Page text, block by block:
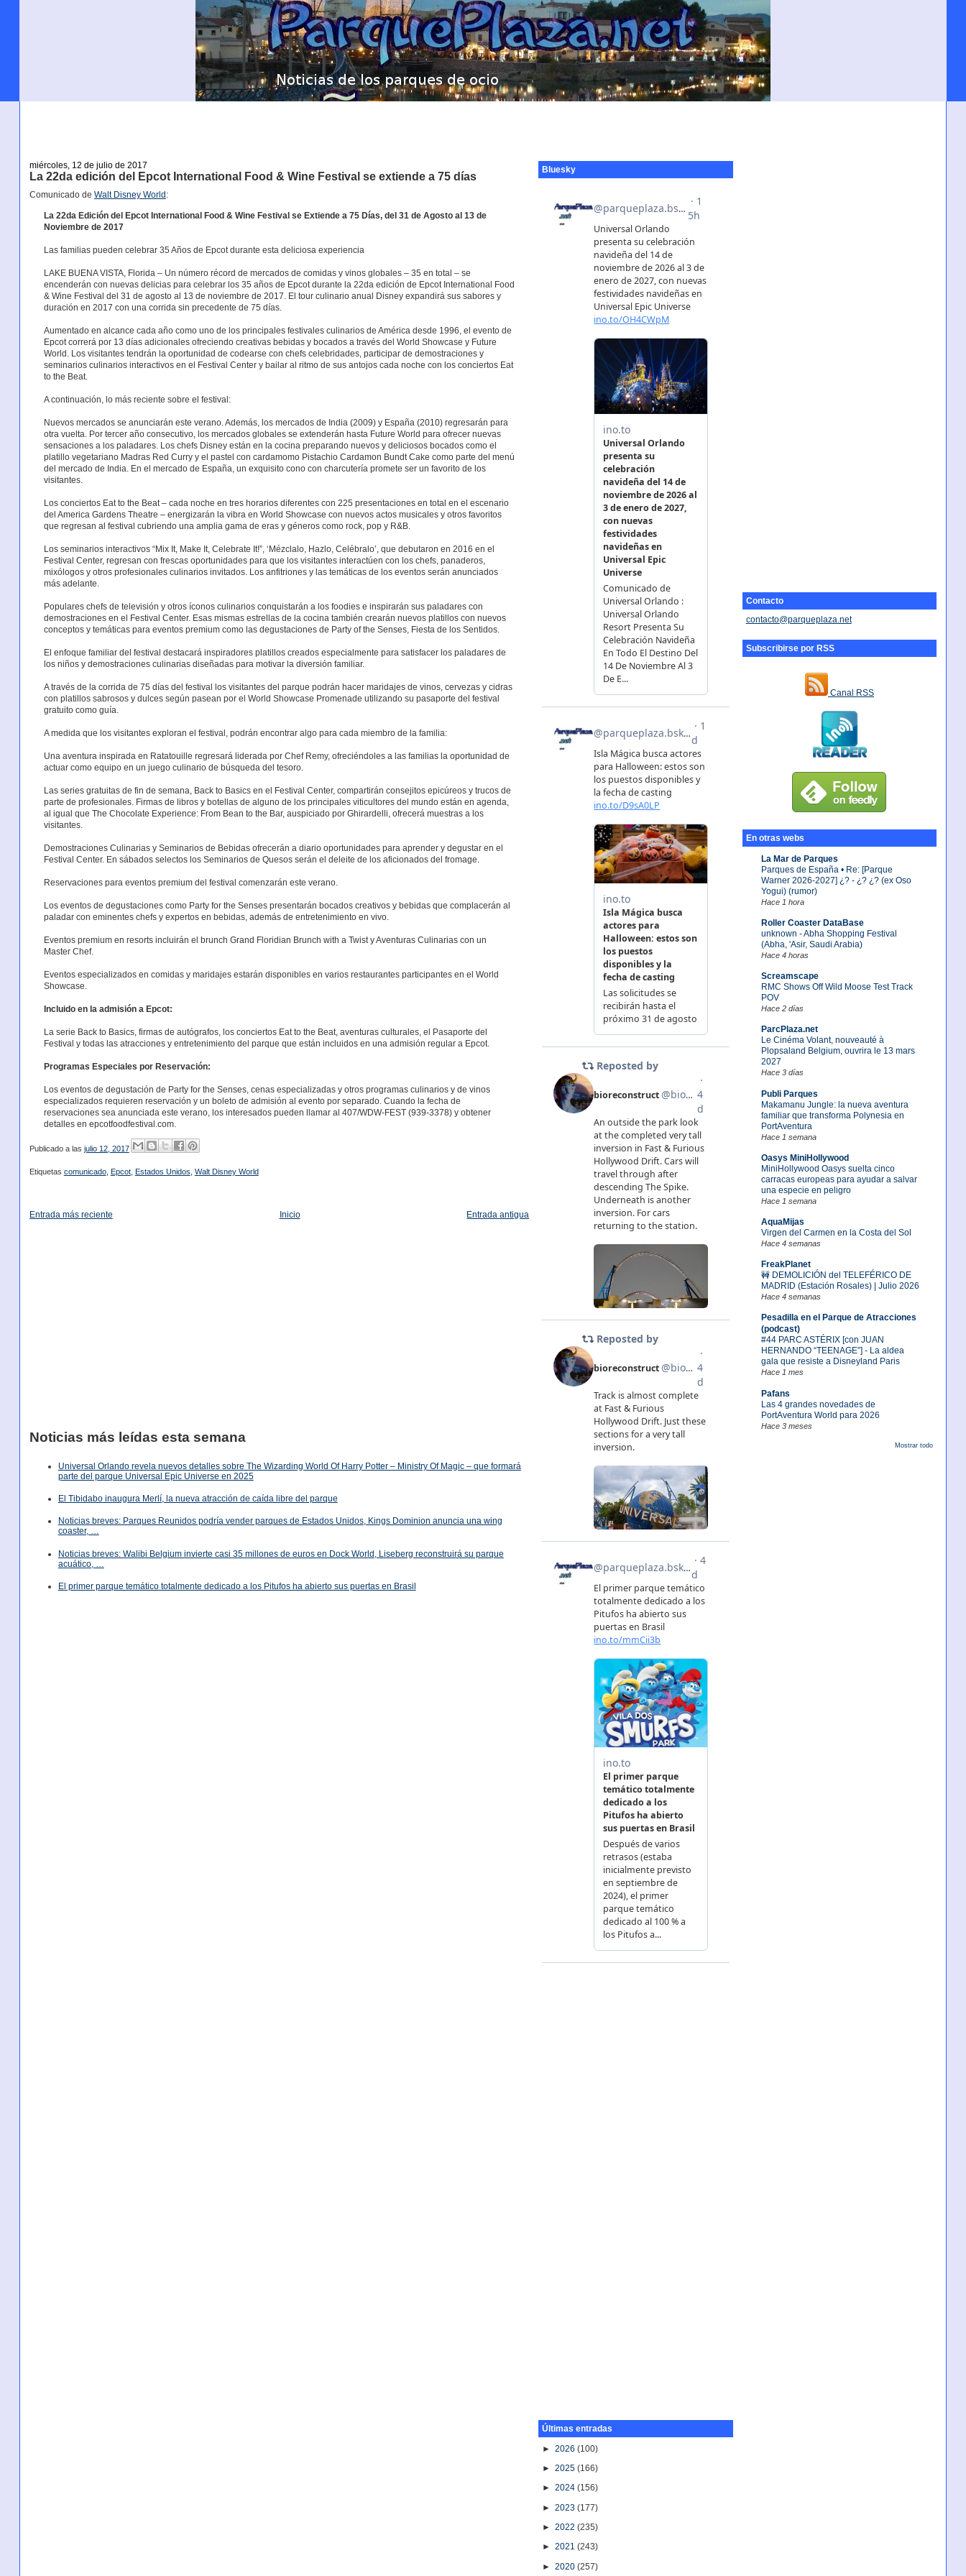
Contacto
contacto@parqueplaza.net
Subscribirse por RSS
Canal RSS
En otras webs
La Mar de Parques
Parques de España • Re: [Parque
Warner 2026-2027] ¿? - ¿? ¿? (ex Oso
Yogui) (rumor)
Hace 1 hora
Roller Coaster DataBase
unknown - Abha Shopping Festival
(Abha, 'Asir, Saudi Arabia)
Hace 4 horas
Screamscape
RMC Shows Off Wild Moose Test Track
POV
Hace 2 días
ParcPlaza.net
Le Cinéma Volant, nouveauté à
Plopsaland Belgium, ouvrira le 13 mars
2027
Hace 3 días
Publi Parques
Makamanu Jungle: la nueva aventura
familiar que transforma Polynesia en
PortAventura
Hace 1 semana
Oasys MiniHollywood
MiniHollywood Oasys suelta cinco
carracas europeas para ayudar a salvar
una especie en peligro
Hace 1 semana
AquaMijas
Virgen del Carmen en la Costa del Sol
Hace 4 semanas
FreakPlanet
🚧 DEMOLICIÓN del TELEFÉRICO DE
MADRID (Estación Rosales) | Julio 2026
Hace 4 semanas
Pesadilla en el Parque de Atracciones
(podcast)
#44 PARC ASTÉRIX [con JUAN
HERNANDO “TEENAGE”] - La aldea
gala que resiste a Disneyland Paris
Hace 1 mes
Pafans
Las 4 grandes novedades de
PortAventura World para 2026
Hace 3 meses
Mostrar todo
miércoles, 12 de julio de 2017
La 22da edición del Epcot International Food & Wine Festival se extiende a 75 días
Comunicado de Walt Disney World :
La 22da Edición del Epcot International Food & Wine Festival se Extiende a 75 Días, del 31 de Agosto al 13 de
Noviembre de 2017
Las familias pueden celebrar 35 Años de Epcot durante esta deliciosa experiencia
LAKE BUENA VISTA, Florida – Un número récord de mercados de comidas y vinos globales – 35 en total – se
encenderán con nuevas delicias para celebrar los 35 años de Epcot durante la 22da edición de Epcot International Food
& Wine Festival del 31 de agosto al 13 de noviembre de 2017. El tour culinario anual Disney expandirá sus sabores y
duración en 2017 con una corrida sin precedente de 75 días.
Aumentado en alcance cada año como uno de los principales festivales culinarios de América desde 1996, el evento de
Epcot correrá por 13 días adicionales ofreciendo creativas bebidas y bocados a través del World Showcase y Future
World. Los visitantes tendrán la oportunidad de codearse con chefs celebridades, participar de demostraciones y
seminarios culinarios interactivos en el Festival Center y bailar al ritmo de sus antojos cada noche con los conciertos Eat
to the Beat.
A continuación, lo más reciente sobre el festival:
Nuevos mercados se anunciarán este verano. Además, los mercados de India (2009) y España (2010) regresarán para
otra vuelta. Por tercer año consecutivo, los mercados globales se extenderán hasta Future World para ofrecer nuevas
sensaciones a los paladares. Los chefs Disney están en la cocina preparando nuevos y deliciosos bocados como el
platillo vegetariano Madras Red Curry y el pastel con cardamomo Pistachio Cardamon Bundt Cake como parte del menú
del mercado de India. En el mercado de España, un exquisito cono con charcutería promete ser un favorito de los
visitantes.
Los conciertos Eat to the Beat – cada noche en tres horarios diferentes con 225 presentaciones en total en el escenario
del America Gardens Theatre – energizarán la vibra en World Showcase con nuevos actos musicales y otros favoritos
que regresan al festival cubriendo una amplia gama de eras y géneros como rock, pop y R&B.
Los seminarios interactivos “Mix It, Make It, Celebrate It!”, ‘Mézclalo, Hazlo, Celébralo’, que debutaron en 2016 en el
Festival Center, regresan con frescas oportunidades para que los visitantes interactúen con los chefs, panaderos,
mixólogos y otros profesionales culinarios invitados. Los anfitriones y las temáticas de los eventos serán anunciados
más adelante.
Populares chefs de televisión y otros íconos culinarios conquistarán a los foodies e inspirarán sus paladares con
demostraciones en el Festival Center. Esas mismas estrellas de la cocina también crearán nuevos platillos con nuevos
conceptos y temáticas para eventos premium como las degustaciones de Party of the Senses, Fiesta de los Sentidos.
El enfoque familiar del festival destacará inspiradores platillos creados especialmente para satisfacer los paladares de
los niños y demostraciones culinarias diseñadas para motivar la diversión familiar.
A través de la corrida de 75 días del festival los visitantes del parque podrán hacer maridajes de vinos, cervezas y cidras
con platillos sabrosos y dulces según pasean por el World Showcase Promenade utilizando su pasaporte del festival
gratuito como guía.
A medida que los visitantes exploran el festival, podrán encontrar algo para cada miembro de la familia:
Una aventura inspirada en Ratatouille regresará liderada por Chef Remy, ofreciéndoles a las familias la oportunidad de
actuar como equipo en un juego culinario de búsqueda del tesoro.
Las series gratuitas de fin de semana, Back to Basics en el Festival Center, compartirán consejitos epicúreos y trucos de
parte de profesionales. Firmas de libros y botellas de alguno de los principales viticultores del mundo están en agenda,
al igual que The Chocolate Experience: From Bean to the Bar, auspiciado por Ghirardelli, ofrecerá muestras a los
visitantes.
Demostraciones Culinarias y Seminarios de Bebidas ofrecerán a diario oportunidades para aprender y degustar en el
Festival Center. En sábados selectos los Seminarios de Quesos serán el deleite de los aficionados del fromage.
Reservaciones para eventos premium del festival comenzarán este verano.
Los eventos de degustaciones como Party for the Senses presentarán bocados creativos y bebidas que complacerán al
paladar con eminentes chefs y expertos en bebidas, además de entretenimiento en vivo.
Eventos premium en resorts incluirán el brunch Grand Floridian Brunch with a Twist y Aventuras Culinarias con un
Master Chef.
Eventos especializados en comidas y maridajes estarán disponibles en varios restaurantes participantes en el World
Showcase.
Incluido en la admisión a Epcot:
La serie Back to Basics, firmas de autógrafos, los conciertos Eat to the Beat, aventuras culturales, el Pasaporte del
Festival y todas las atracciones y entretenimiento del parque que están incluidos en una admisión regular a Epcot.
Programas Especiales por Reservación:
Los eventos de degustación de Party for the Senses, cenas especializadas y otros programas culinarios y de vinos
especializados requieren reservación y un boleto de admisión al evento por separado. Cuando la fecha de
reservaciones sea anunciada este verano, los interesados pueden llamar al 407/WDW-FEST (939-3378) y obtener
detalles en epcotfoodfestival.com.
Publicado a las julio 12, 2017
Etiquetas comunicado, Epcot, Estados Unidos Walt Disney World
Entrada más reciente Entrada antigua
Inicio
Noticias más leídas esta semana
Universal Orlando revela nuevos detalles sobre The Wizarding World Of Harry Potter – Ministry Of Magic – que formará
parte del parque Universal Epic Universe en 2025
El Tibidabo inaugura Merlí, la nueva atracción de caída libre del parque
Noticias breves: Parques Reunidos podría vender parques de Estados Unidos, Kings Dominion anuncia una wing
coaster, …
Noticias breves: Walibi Belgium invierte casi 35 millones de euros en Dock World, Liseberg reconstruirá su parque
acuático, …
El primer parque temático totalmente dedicado a los Pitufos ha abierto sus puertas en Brasil
Bluesky
Últimas entradas
►2026(100)
►2025(166)
►2024(156)
►2023(177)
►2022(235)
►2021(243)
►2020(257)